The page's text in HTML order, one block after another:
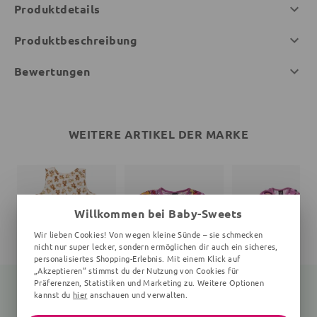
Produktdetails
Produktbeschreibung
Bewertungen
WEITERE ARTIKEL DER MARKE
Willkommen bei Baby-Sweets
Wir lieben Cookies! Von wegen kleine Sünde – sie schmecken
nicht nur super lecker, sondern ermöglichen dir auch ein sicheres,
personalisiertes Shopping-Erlebnis. Mit einem Klick auf
„Akzeptieren“ stimmst du der Nutzung von Cookies für
Präferenzen, Statistiken und Marketing zu. Weitere Optionen
kannst du hier anschauen und verwalten.